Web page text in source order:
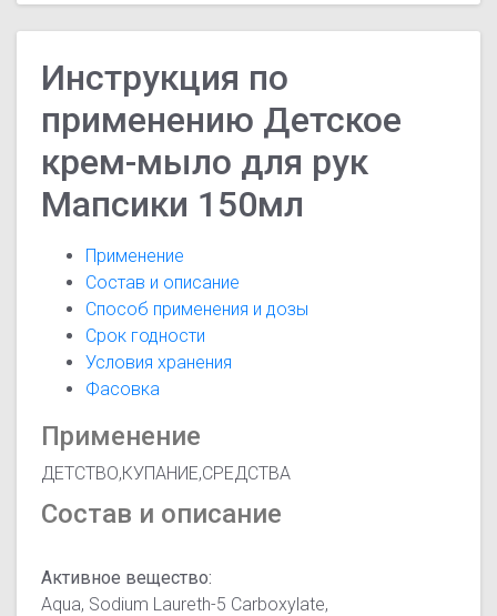
Инструкция по
применению Детское
крем-мыло для рук
Мапсики 150мл
Применение
Состав и описание
Способ применения и дозы
Срок годности
Условия хранения
Фасовка
Применение
ДЕТСТВО,КУПАНИЕ,СРЕДСТВА
Состав и описание
Активное вещество:
Aqua, Sodium Laureth-5 Carboxylate,